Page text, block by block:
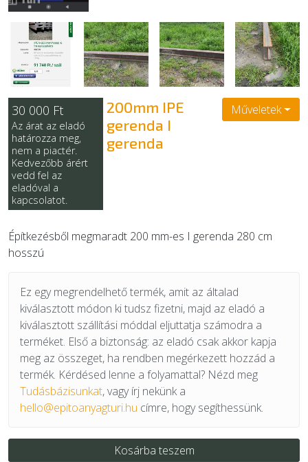
SZOLGÁLTATÓK
30 000 Ft
Az árat az eladó
határozza meg,
nem a piactér.
Kedvezőbb árért
vedd fel az
eladóval a
kapcsolatot.
200mm IPE
gerenda I
gerenda
Műveletek
Építkezésből megmaradt 200 mm-es I gerenda 280 cm
hosszú
Ez egy megrendelhető termék, amit az általad
kiválasztott módon ki tudsz fizetni, majd az eladó a
kiválasztott szállítási móddal eljuttatja számodra a
terméket. Első a biztonság: az eladó csak akkor kapja
meg az összeget, ha rendben megérkezett hozzád a
termék. Kérdésed lenne a folyamattal? Nézd meg
Tudásbázisunkat, vagy írj nekünk a
hello@epitoanyagturi.hu címre, hogy segíthessünk.
Kosárba teszem